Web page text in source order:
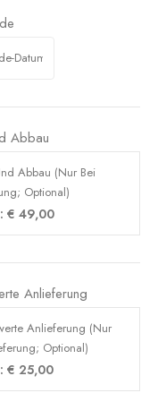
Abbau
Abbau (Nur Bei
Optional)
€ 49,00
Anlieferung
Anlieferung (Nur
Optional)
€ 25,00